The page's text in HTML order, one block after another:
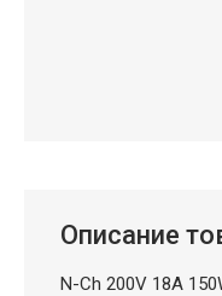
Описание
N-Ch 200V 18A